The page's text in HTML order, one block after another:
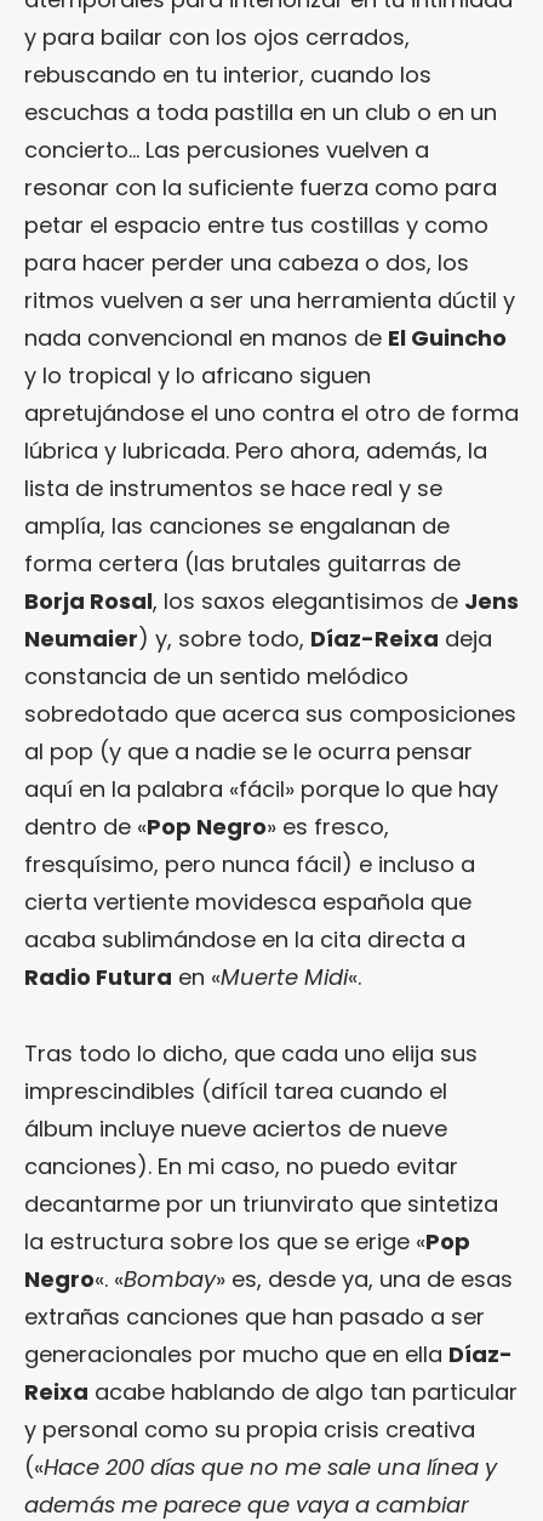
y para bailar con los ojos cerrados,
rebuscando en tu interior, cuando los
escuchas a toda pastilla en un club o en un
concierto… Las percusiones vuelven a
resonar con la suficiente fuerza como para
petar el espacio entre tus costillas y como
para hacer perder una cabeza o dos, los
ritmos vuelven a ser una herramienta dúctil y
nada convencional en manos de El Guincho
y lo tropical y lo africano siguen
apretujándose el uno contra el otro de forma
lúbrica y lubricada. Pero ahora, además, la
lista de instrumentos se hace real y se
amplía, las canciones se engalanan de
forma certera (las brutales guitarras de
Borja Rosal, los saxos elegantisimos de Jens
Neumaier) y, sobre todo, Díaz-Reixa deja
constancia de un sentido melódico
sobredotado que acerca sus composiciones
al pop (y que a nadie se le ocurra pensar
aquí en la palabra «fácil» porque lo que hay
dentro de «Pop Negro» es fresco,
fresquísimo, pero nunca fácil) e incluso a
cierta vertiente movidesca española que
acaba sublimándose en la cita directa a
Radio Futura en «Muerte Midi«.
Tras todo lo dicho, que cada uno elija sus
imprescindibles (difícil tarea cuando el
álbum incluye nueve aciertos de nueve
canciones). En mi caso, no puedo evitar
decantarme por un triunvirato que sintetiza
la estructura sobre los que se erige «Pop
Negro«. «Bombay» es, desde ya, una de esas
extrañas canciones que han pasado a ser
generacionales por mucho que en ella Díaz-
Reixa acabe hablando de algo tan particular
y personal como su propia crisis creativa
(«Hace 200 días que no me sale una línea y
además me parece que vaya a cambiar